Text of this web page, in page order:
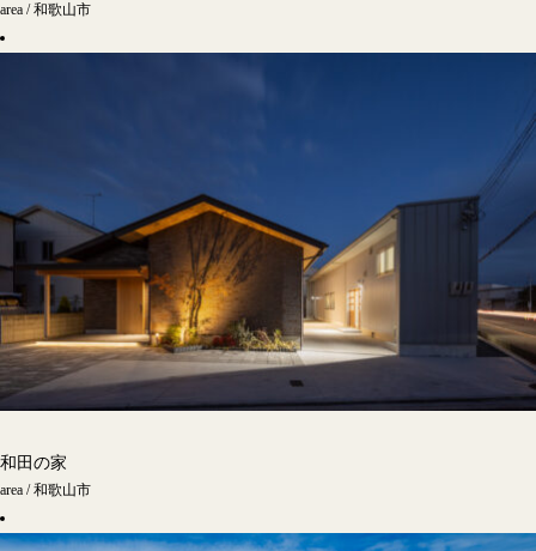
area / 和歌山市
和田の家
area / 和歌山市